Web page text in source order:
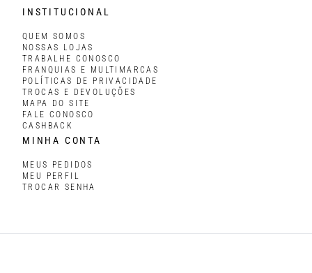
INSTITUCIONAL
QUEM SOMOS
NOSSAS LOJAS
TRABALHE CONOSCO
FRANQUIAS E MULTIMARCAS
POLÍTICAS DE PRIVACIDADE
TROCAS E DEVOLUÇÕES
MAPA DO SITE
FALE CONOSCO
CASHBACK
MINHA CONTA
MEUS PEDIDOS
MEU PERFIL
TROCAR SENHA